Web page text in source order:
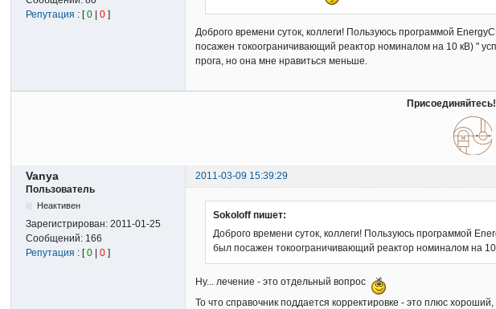
Репутация : [0 |0 ]
Доброго времени суток, коллеги! Пользуюсь программой
посажен токоограничивающий реактор номиналом на 10 кВ) "
прога, но она мне нравиться меньше.
Vanya
2011-03-09 15:39:29
Пользователь
Неактивен
Зарегистрирован:2011-01-25
Сообщений: 166
Репутация : [0 |0 ]
Sokoloff пишет:
Доброго времени суток, коллеги! Пользуюсь программой
был посажен токоограничивающий реактор номиналом на
Ну... лечение - это отдельный вопрос
То что справочник поддается корректировке - это плюс